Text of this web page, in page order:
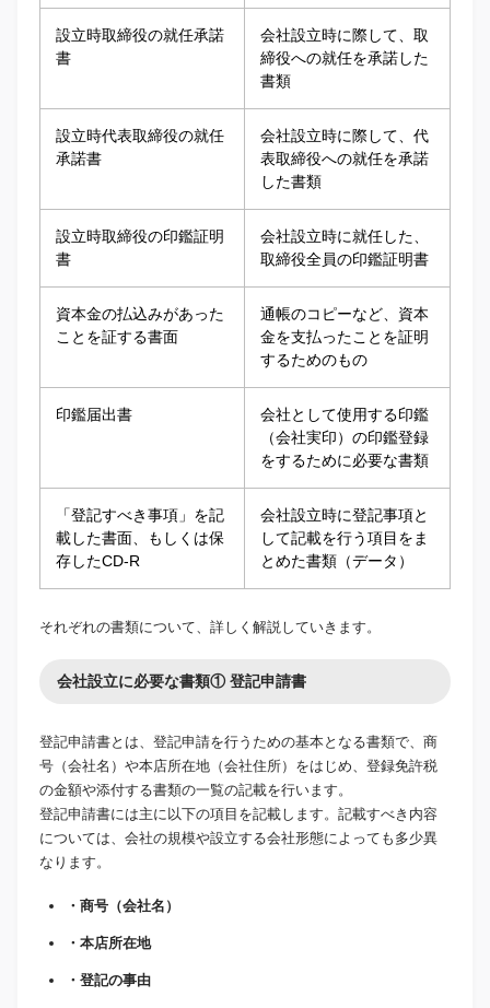
設立時取締役の就任承諾
書
会社設立時に際して、取
締役への就任を承諾した
書類
設立時代表取締役の就任
承諾書
会社設立時に際して、代
表取締役への就任を承諾
した書類
設立時取締役の印鑑証明
書
会社設立時に就任した、
取締役全員の印鑑証明書
資本金の払込みがあった
ことを証する書面
通帳のコピーなど、資本
金を支払ったことを証明
するためのもの
印鑑届出書
会社として使用する印鑑
（会社実印）の印鑑登録
をするために必要な書類
「登記すべき事項」を記
載した書面、もしくは保
存したCD-R
会社設立時に登記事項と
して記載を行う項目をま
とめた書類（データ）
それぞれの書類について、詳しく解説していきます。
会社設立に必要な書類① 登記申請書
登記申請書とは、登記申請を行うための基本となる書類で、商
号（会社名）や本店所在地（会社住所）をはじめ、登録免許税
の金額や添付する書類の一覧の記載を行います。
登記申請書には主に以下の項目を記載します。記載すべき内容
については、会社の規模や設立する会社形態によっても多少異
なります。
・商号（会社名）
・本店所在地
・登記の事由